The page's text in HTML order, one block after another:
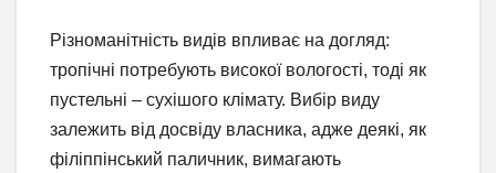
Різноманітність видів впливає на догляд:
тропічні потребують високої вологості, тоді як
пустельні – сухішого клімату. Вибір виду
залежить від досвіду власника, адже деякі, як
філіппінський паличник, вимагають